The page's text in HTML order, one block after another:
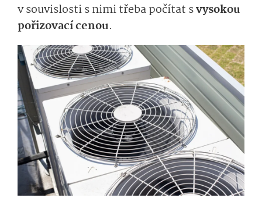
v souvislosti s nimi třeba počítat svysokou
pořizovací cenou.